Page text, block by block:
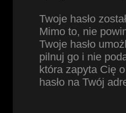
Twoje hasło
Mimo to, nie
Twoje hasło
pilnuj go i nie
która zapyta Cię
hasło na Twój